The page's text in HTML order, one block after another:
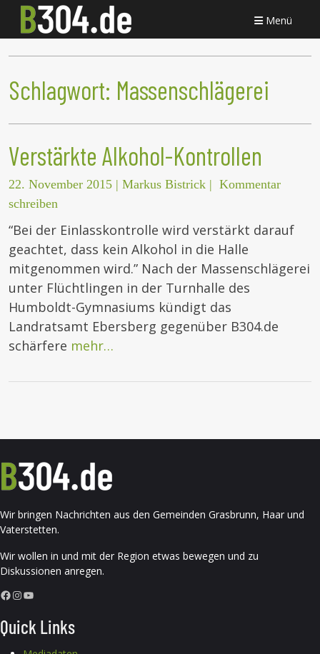
Menü
Schlagwort: Massenschlägerei
Verstärkte Alkohol-Kontrollen
22. November 2015 | Markus Bistrick | Kommentar
schreiben
“Bei der Einlasskontrolle wird verstärkt darauf
geachtet, dass kein Alkohol in die Halle
mitgenommen wird.” Nach der Massenschlägerei
unter Flüchtlingen in der Turnhalle des
Humboldt-Gymnasiums kündigt das
Landratsamt Ebersberg gegenüber B304.de
schärfere mehr…
Wir bringen Nachrichten aus den Gemeinden Grasbrunn, Haar und
Vaterstetten.
Wir wollen in und mit der Region etwas bewegen und zu
Diskussionen anregen.
Facebook InstagramYouTube
Quick Links